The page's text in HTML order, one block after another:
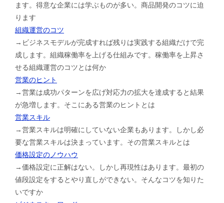
ます。得意な企業には学ぶものが多い。商品開発のコツに迫
ります
組織運営のコツ
→ビジネスモデルが完成すれば残りは実践する組織だけで完
成します。組織稼働率を上げる仕組みです。稼働率を上昇さ
せる組織運営のコツとは何か
営業のヒント
→営業は成功パターンを広げ対応力の拡大を達成すると結果
が急増します。そこにある営業のヒントとは
営業スキル
→営業スキルは明確にしていない企業もあります。しかし必
要な営業スキルは決まっています。その営業スキルとは
価格設定のノウハウ
→価格設定に正解はない。しかし再現性はあります。最初の
値段設定をするとやり直しができない。そんなコツを知りた
いですか